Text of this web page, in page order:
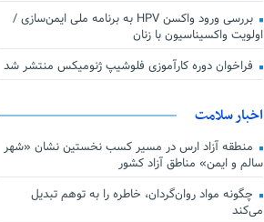
بررسی ورود واکسن HPV به برنامه ملی ایمن‌سازی /
اولویت واکسیناسیون با زنان
فراخوان دوره کارآموزی فلوشیپ ژنومیکس منتشر شد
اخبار سلامت
منطقه آزاد ارس در مسیر کسب نخستین نشان «شهر
سالم و ایمن» مناطق آزاد کشور
چگونه مواد روان‌گردان، خاطره را به توهم تبدیل
می‌کند